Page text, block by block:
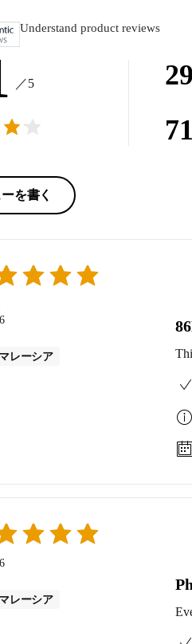
Understand product reviews
／5
を書く
29
71
マレーシア
マレーシア